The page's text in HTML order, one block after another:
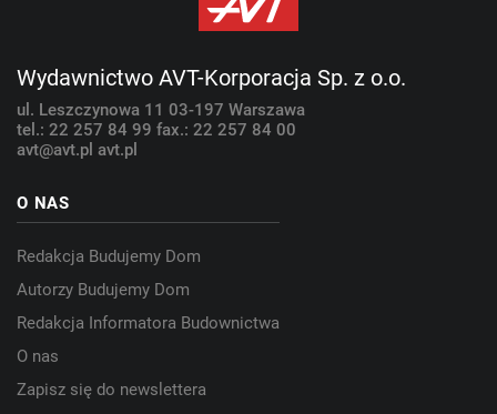
Wydawnictwo AVT-Korporacja Sp. z o.o.
ul. Leszczynowa 11 03-197 Warszawa
tel.: 22 257 84 99 fax.: 22 257 84 00
avt@avt.pl avt.pl
O NAS
Redakcja Budujemy Dom
Autorzy Budujemy Dom
Redakcja Informatora Budownictwa
O nas
Zapisz się do newslettera